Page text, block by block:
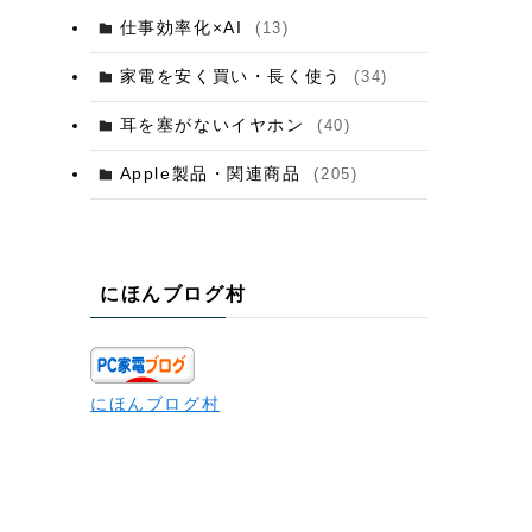
仕事効率化×AI (13)
家電を安く買い・長く使う (34)
耳を塞がないイヤホン (40)
Apple製品・関連商品 (205)
にほんブログ村
にほんブログ村